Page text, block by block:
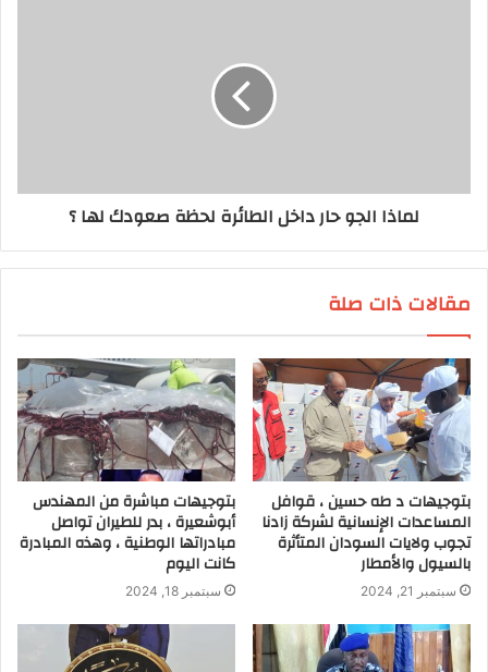
لماذا الجو حار داخل الطائرة لحظة صعودك لها ؟
مقالات ذات صلة
بتوجيهات د طه حسين ، قوافل
المساعدات الإنسانية لشركة زادنا
تجوب ولايات السودان المتأثرة
بالسيول والأمطار
سبتمبر 21, 2024
بتوجيهات مباشرة من المهندس
أبوشعيرة ، بدر للطيران تواصل
مبادراتها الوطنية ، وهذه المبادرة
كانت اليوم
سبتمبر 18, 2024